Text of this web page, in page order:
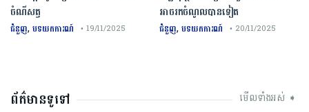
អាចរកចំណូលបានទៀត
ជំនួញ,បទយកការណ៍ • 20/11/2025
ចំណីសត្វ
ជំនួញ,បទយកការណ៍ • 19/11/2025
ព័ត៌មានទូទៅ មើលទាំងអស់ ➧